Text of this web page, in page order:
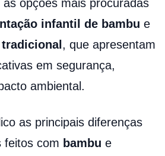
opções mais procuradas
infantil de bambu e
, que apresentam
em segurança,
ambiental.
as principais diferenças
feitos com bambu e